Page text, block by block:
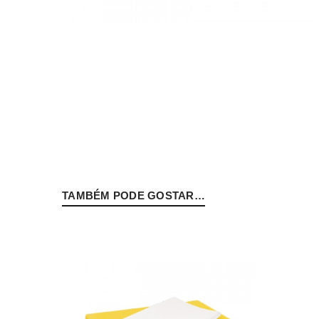
TAMBÉM PODE GOSTAR…